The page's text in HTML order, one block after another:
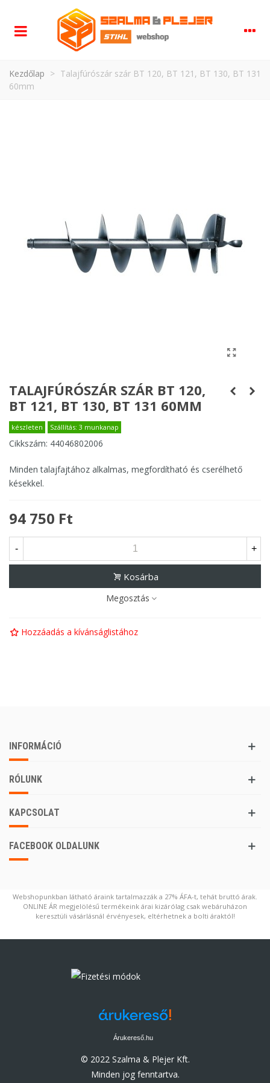
Kezdőlap > Talajfúrószár szár BT 120, BT 121, BT 130, BT 131
60mm
TALAJFÚRÓSZÁR SZÁR BT 120,
BT 121, BT 130, BT 131 60MM
készleten Szállítás: 3 munkanap
Cikkszám: 44046802006
Minden talajfajtához alkalmas, megfordítható és cserélhető
késekkel.
94 750 Ft
- +
Kosárba
Megosztás
Hozzáadás a kívánságlistához
INFORMÁCIÓ
RÓLUNK
KAPCSOLAT
FACEBOOK OLDALUNK
Webshopunkban látható áraink tartalmazzák a 27% ÁFA-t, tehát bruttó árak.
ONLINE ÁR megjelölésű termékeink árai kizárólag csak webáruházon
keresztüli vásárlásnál érvényesek, eltérhetnek a bolti áraktól!
Árukereső.hu
© 2022 Szalma & Plejer Kft.
Minden jog fenntartva.